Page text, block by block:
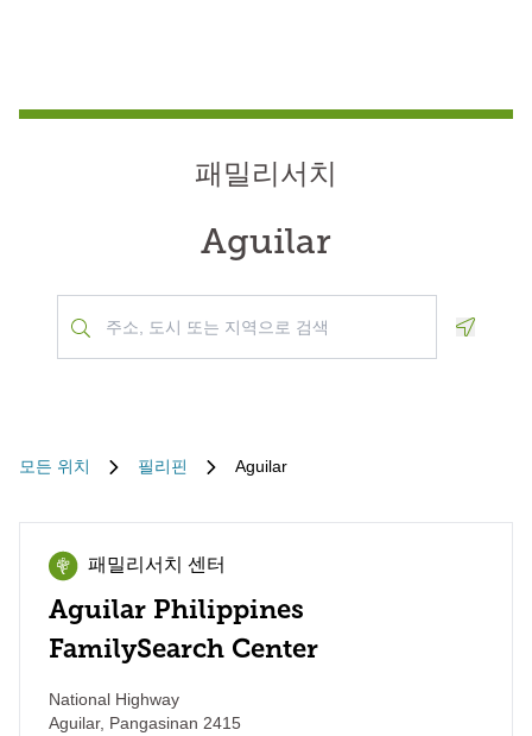
패밀리서치
Aguilar
모든 위치 필리핀 Aguilar
패밀리서치 센터
Aguilar Philippines
FamilySearch Center
National Highway
Aguilar, Pangasinan 2415